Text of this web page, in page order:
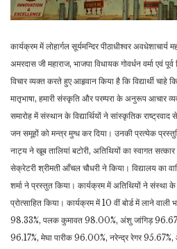
कार्यक्रम में लोहार्गल सूर्यमन्दिर पीठाधीश्वर
अमरदास जी महाराज, भाजपा विधायक गोवर्धन वर्मा एवं
विचार व्यक्त करते हुए आहृवान किया है कि विद्यार्थी
मातृभाषा, हमारी संस्कृति और परम्परा के अनुरूप आचार
समारोह में संस्थान के विद्यार्थियों ने सांस्कृतिक
जन समूहों को मन्त्र मुग्ध कर दिया। उनकी प्रत्येक
नाट्य ने खूब तालियां बटोरी, अतिथियों का स्वागत
सेक्रेटरी श्रीमती आँचल चौधरी ने किया। विद्यालय का
शर्मा ने प्रस्तुत किया। कार्यक्रम में अतिथियों ने संस्था के
प्रोत्साहित किया। कार्यक्रम में 10 वीं बोर्ड में लाने
98.33%, पलक कुमावत 98.00%, अंशु जांगिड़
96.17%, मेघा पारीक 96.00%, नरेन्द्र रेगर